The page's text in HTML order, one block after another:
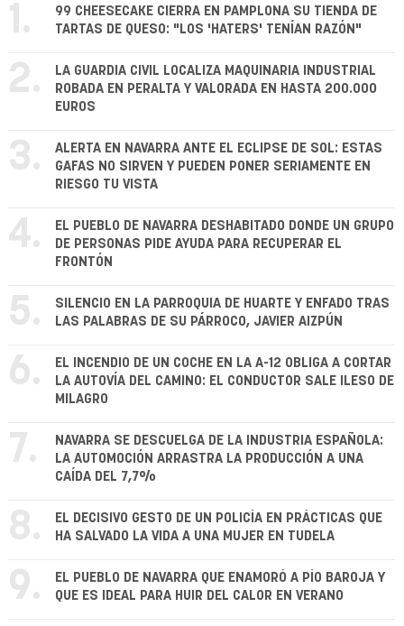
1.
99 CHEESECAKE CIERRA EN PAMPLONA SU TIENDA DE
TARTAS DE QUESO: "LOS 'HATERS' TENÍAN RAZÓN"
2.
LA GUARDIA CIVIL LOCALIZA MAQUINARIA INDUSTRIAL
ROBADA EN PERALTA Y VALORADA EN HASTA 200.000
EUROS
3.
ALERTA EN NAVARRA ANTE EL ECLIPSE DE SOL: ESTAS
GAFAS NO SIRVEN Y PUEDEN PONER SERIAMENTE EN
RIESGO TU VISTA
4.
EL PUEBLO DE NAVARRA DESHABITADO DONDE UN GRUPO
DE PERSONAS PIDE AYUDA PARA RECUPERAR EL
FRONTÓN
5.
SILENCIO EN LA PARROQUIA DE HUARTE Y ENFADO TRAS
LAS PALABRAS DE SU PÁRROCO, JAVIER AIZPÚN
6.
EL INCENDIO DE UN COCHE EN LA A-12 OBLIGA A CORTAR
LA AUTOVÍA DEL CAMINO: EL CONDUCTOR SALE ILESO DE
MILAGRO
7.
NAVARRA SE DESCUELGA DE LA INDUSTRIA ESPAÑOLA:
LA AUTOMOCIÓN ARRASTRA LA PRODUCCIÓN A UNA
CAÍDA DEL 7,7%
8.
EL DECISIVO GESTO DE UN POLICÍA EN PRÁCTICAS QUE
HA SALVADO LA VIDA A UNA MUJER EN TUDELA
9.
EL PUEBLO DE NAVARRA QUE ENAMORÓ A PÍO BAROJA Y
QUE ES IDEAL PARA HUIR DEL CALOR EN VERANO